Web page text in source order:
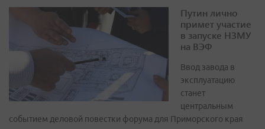
Путин лично
примет участие
в запуске НЗМУ
на ВЭФ
Ввод завода в
эксплуатацию
станет
центральным
событием деловой повестки форума для Приморского края